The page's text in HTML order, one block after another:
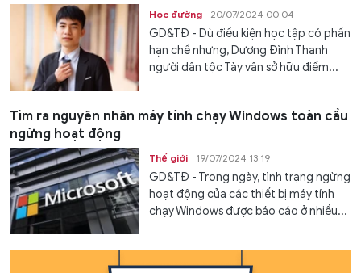
Học đường 20/07/2024 00:04
GD&TĐ - Dù điều kiện học tập có phần
hạn chế nhưng, Dương Đình Thanh
người dân tộc Tày vẫn sở hữu điểm...
Tìm ra nguyên nhân máy tính chạy Windows toàn cầu
ngừng hoạt động
Thế giới 19/07/2024 13:19
GD&TĐ - Trong ngày, tình trạng ngừng
hoạt động của các thiết bị máy tính
chạy Windows được báo cáo ở nhiều...